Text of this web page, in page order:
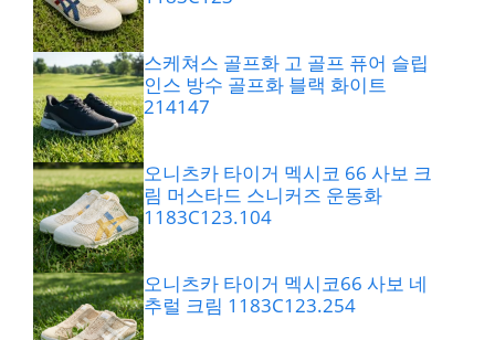
스케쳐스 골프화 고 골프 퓨어 슬립
인스 방수 골프화 블랙 화이트
214147
오니츠카 타이거 멕시코 66 사보 크
림 머스타드 스니커즈 운동화
1183C123.104
오니츠카 타이거 멕시코66 사보 네
추럴 크림 1183C123.254